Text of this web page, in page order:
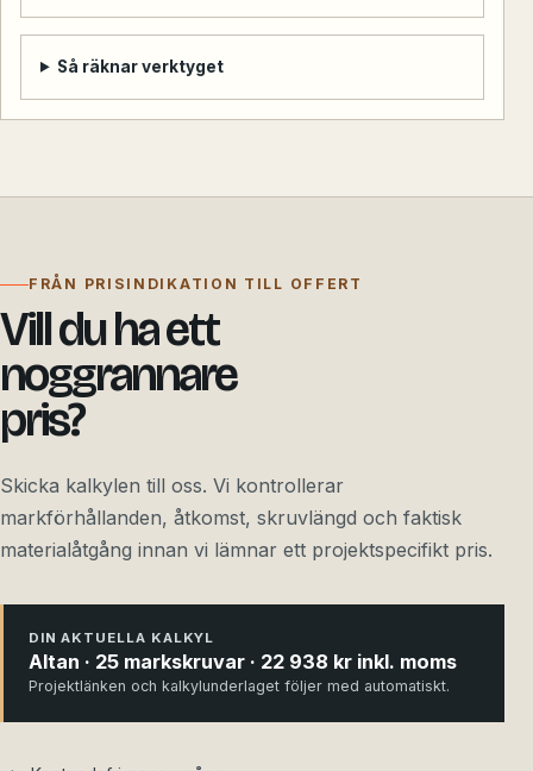
Så räknar verktyget
FRÅN PRISINDIKATION TILL OFFERT
Vill du ha ett
noggrannare
pris?
Skicka kalkylen till oss. Vi kontrollerar
markförhållanden, åtkomst, skruvlängd och faktisk
materialåtgång innan vi lämnar ett projektspecifikt pris.
DIN AKTUELLA KALKYL
Altan · 25 markskruvar · 22 938 kr inkl. moms
Projektlänken och kalkylunderlaget följer med automatiskt.